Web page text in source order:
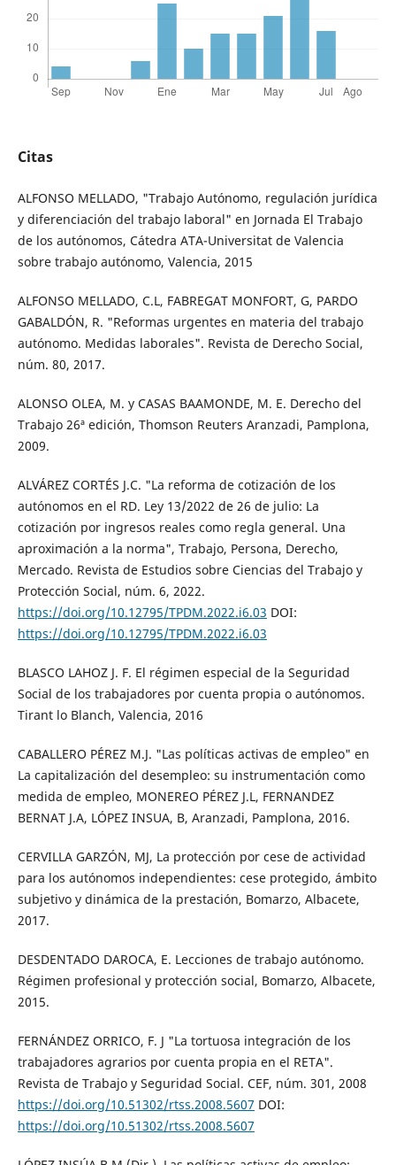
Citas
ALFONSO MELLADO, "Trabajo Autónomo, regulación jurídica
y diferenciación del trabajo laboral" en Jornada El Trabajo
de los autónomos, Cátedra ATA-Universitat de Valencia
sobre trabajo autónomo, Valencia, 2015
ALFONSO MELLADO, C.L, FABREGAT MONFORT, G, PARDO
GABALDÓN, R. "Reformas urgentes en materia del trabajo
autónomo. Medidas laborales". Revista de Derecho Social,
núm. 80, 2017.
ALONSO OLEA, M. y CASAS BAAMONDE, M. E. Derecho del
Trabajo 26ª edición, Thomson Reuters Aranzadi, Pamplona,
2009.
ALVÁREZ CORTÉS J.C. "La reforma de cotización de los
autónomos en el RD. Ley 13/2022 de 26 de julio: La
cotización por ingresos reales como regla general. Una
aproximación a la norma", Trabajo, Persona, Derecho,
Mercado. Revista de Estudios sobre Ciencias del Trabajo y
Protección Social, núm. 6, 2022.
https://doi.org/10.12795/TPDM.2022.i6.03 DOI:
https://doi.org/10.12795/TPDM.2022.i6.03
BLASCO LAHOZ J. F. El régimen especial de la Seguridad
Social de los trabajadores por cuenta propia o autónomos.
Tirant lo Blanch, Valencia, 2016
CABALLERO PÉREZ M.J. "Las políticas activas de empleo" en
La capitalización del desempleo: su instrumentación como
medida de empleo, MONEREO PÉREZ J.L, FERNANDEZ
BERNAT J.A, LÓPEZ INSUA, B, Aranzadi, Pamplona, 2016.
CERVILLA GARZÓN, MJ, La protección por cese de actividad
para los autónomos independientes: cese protegido, ámbito
subjetivo y dinámica de la prestación, Bomarzo, Albacete,
2017.
DESDENTADO DAROCA, E. Lecciones de trabajo autónomo.
Régimen profesional y protección social, Bomarzo, Albacete,
2015.
FERNÁNDEZ ORRICO, F. J "La tortuosa integración de los
trabajadores agrarios por cuenta propia en el RETA".
Revista de Trabajo y Seguridad Social. CEF, núm. 301, 2008
https://doi.org/10.51302/rtss.2008.5607 DOI:
https://doi.org/10.51302/rtss.2008.5607